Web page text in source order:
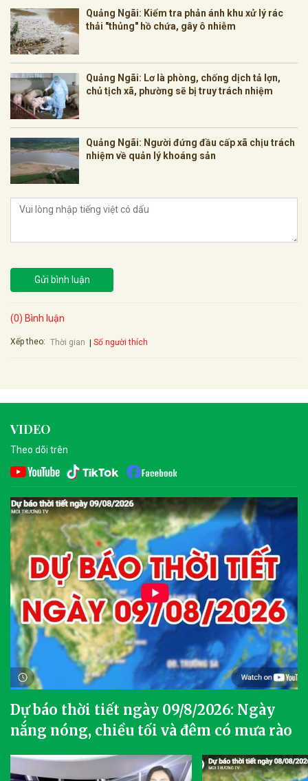
Quảng Ngãi: Kiểm tra phản ánh khu xử lý rác
thải "thủng" hồ chứa, gây ô nhiễm
Quảng Ngãi: Lơ là phòng, chống dịch tả lợn,
chủ tịch xã, phường sẽ bị truy trách nhiệm
Quảng Ngãi: Người đứng đầu cấp xã chịu trách
nhiệm về quản lý khoáng sản
Gửi bình luận
(0) Bình luận
Xếp theo: Thời gian Số người thích
VIDEO
Theo dõi trên
Dự báo thời tiết ngày 09/8/2026: Ngày
nắng nóng, chiều tối và đêm có mưa rào